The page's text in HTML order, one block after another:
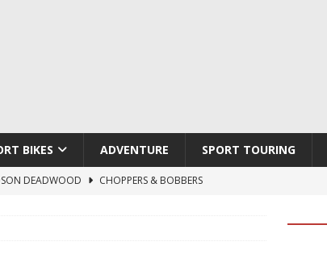
BIKES ADVENTURE SPORT TOURING
DEADWOOD
CHOPPERS & BOBBERS